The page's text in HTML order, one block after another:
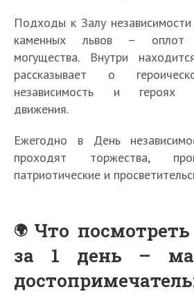
Подходы к Залу
каменных львов – оплот
могущества. Внутри
рассказывает о
независимость и героях
движения.
Ежегодно в День
проходят торжества,
патриотические и
Что
за 1 день –